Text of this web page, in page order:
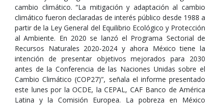
cambio climático. “La mitigación y adaptación al cambio
climático fueron declaradas de interés público desde 1988 a
partir de la Ley General del Equilibrio Ecológico y Protección
al Ambiente. En 2020 se lanzó el Programa Sectorial de
Recursos Naturales 2020-2024 y ahora México tiene la
intención de presentar objetivos mejorados para 2030
antes de la Conferencia de las Naciones Unidas sobre el
Cambio Climático (COP27)”, señala el informe presentado
este lunes por la OCDE, la CEPAL, CAF Banco de América
Latina y la Comisión Europea. La pobreza en México